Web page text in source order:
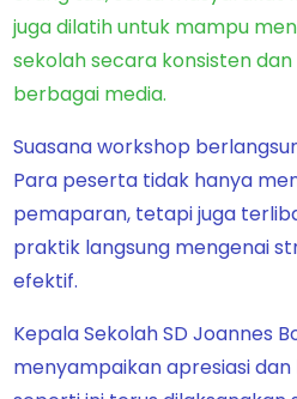
juga dilatih untuk mampu
sekolah secara konsisten
berbagai media.
Suasana workshop
Para peserta tidak hanya
pemaparan, tetapi juga
praktik langsung mengenai
efektif.
Kepala Sekolah SD Joannes
menyampaikan apresiasi